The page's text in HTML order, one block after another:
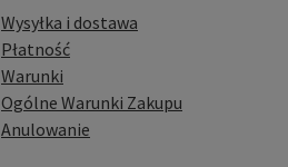
Wysyłka i dostawa
Płatność
Warunki
Ogólne Warunki Zakupu
Anulowanie